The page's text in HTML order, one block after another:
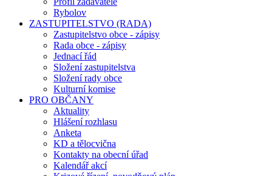
Rybolov
ZASTUPITELSTVO (RADA)
Zastupitelstvo obce - zápisy
Rada obce - zápisy
Jednací řád
Složení zastupitelstva
Složení rady obce
Kulturní komise
PRO OBČANY
Aktuality
Hlášení rozhlasu
Anketa
KD a tělocvična
Kontakty na obecní úřad
Kalendář akcí